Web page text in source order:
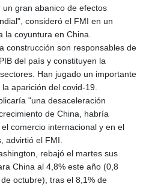
ILS 3.468274
IMP 0.859298
INR 110.065674
IQD 1514.334158
IRR
1590340.758301
ISK 142.611425
JEP 0.859298
JMD 183.585438
JOD 0.819755
JPY 182.105612
KES 147.605987
KGS 101.105674
KHR 4685.298214
gran abanico de efectos
consideró el FMI en un
la coyuntura en China.
construcción son responsables de
del país y constituyen la
Han jugado un importante
aparición del covid-19.
"una desaceleración
de China, habría
comercio internacional y en el
advirtió el FMI.
rebajó el martes sus
China al 4,8% este año (0,8
octubre), tras el 8,1% de